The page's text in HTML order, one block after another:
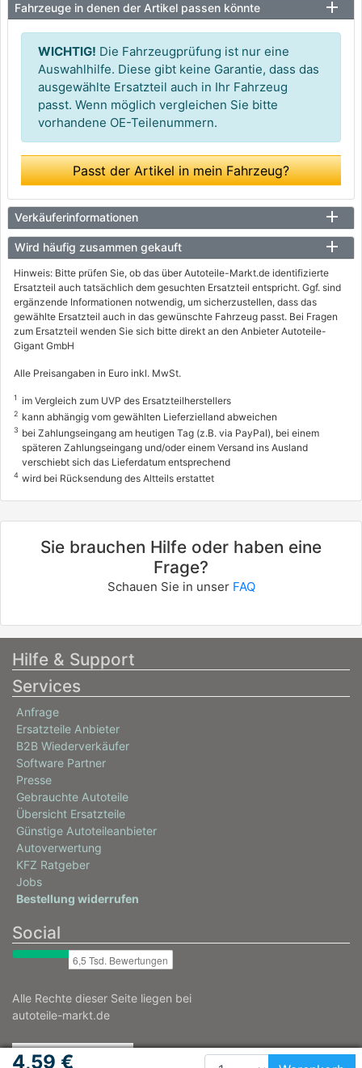
Fahrzeuge in denen der Artikel passen könnte
WICHTIG! Die Fahrzeugprüfung ist nur eine
Auswahlhilfe. Diese gibt keine Garantie, dass das
ausgewählte Ersatzteil auch in Ihr Fahrzeug
passt. Wenn möglich vergleichen Sie bitte
vorhandene OE-Teilenummern.
Passt der Artikel in mein Fahrzeug?
Verkäuferinformationen
Wird häufig zusammen gekauft
Hinweis: Bitte prüfen Sie, ob das über Autoteile-Markt.de identifizierte
Ersatzteil auch tatsächlich dem gesuchten Ersatzteil entspricht. Ggf. sind
ergänzende Informationen notwendig, um sicherzustellen, dass das
gewählte Ersatzteil auch in das gewünschte Fahrzeug passt. Bei Fragen
zum Ersatzteil wenden Sie sich bitte direkt an den Anbieter Autoteile-
Gigant GmbH
Alle Preisangaben in Euro inkl. MwSt.
1 im Vergleich zum UVP des Ersatzteilherstellers
2 kann abhängig vom gewählten Lieferzielland abweichen
3 bei Zahlungseingang am heutigen Tag (z.B. via PayPal), bei einem
späteren Zahlungseingang und/oder einem Versand ins Ausland
verschiebt sich das Lieferdatum entsprechend
4 wird bei Rücksendung des Altteils erstattet
4,59 €
Sie brauchen Hilfe oder haben eine
Frage?
Schauen Sie in unser FAQ
Hilfe & Support
Services
Anfrage
Ersatzteile Anbieter
B2B Wiederverkäufer
Software Partner
Presse
Gebrauchte Autoteile
Übersicht Ersatzteile
Günstige Autoteileanbieter
Autoverwertung
KFZ Ratgeber
Jobs
Bestellung widerrufen
Social
Alle Rechte dieser Seite liegen bei
autoteile-markt.de